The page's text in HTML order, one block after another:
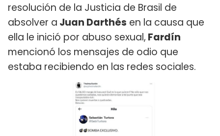
resolución de la Justicia de Brasil de
absolver a Juan Darthés en la causa que
ella le inició por abuso sexual, Fardín
mencionó los mensajes de odio que
estaba recibiendo en las redes sociales.